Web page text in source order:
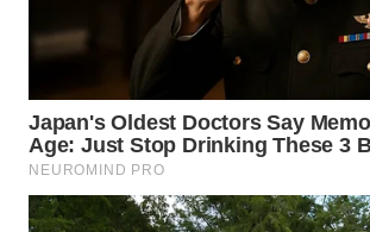
WN
WN
KEPULAUAN